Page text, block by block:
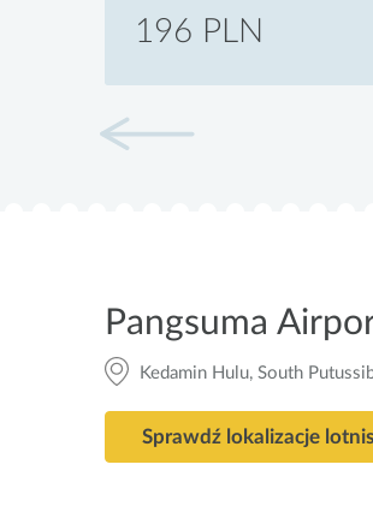
196 PLN
Pangsuma
Kedamin Hulu, South
Sprawdź lokalizacje